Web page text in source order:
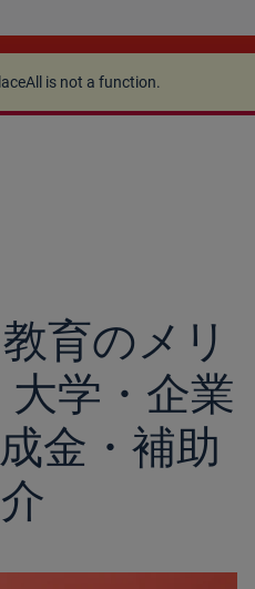
w.replaceAll is not a
is not a function.
育のメリ
学・企業
金・補助